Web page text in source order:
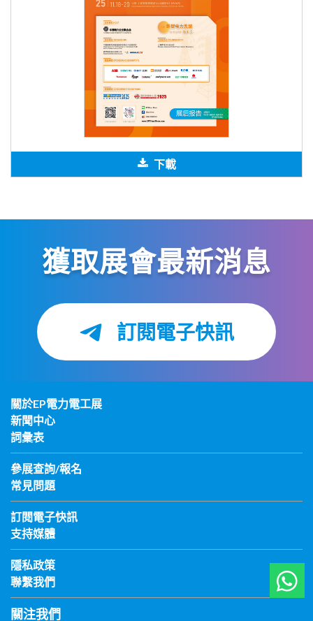
下載
獲取展會最新消息
訂閱電子快訊
關於EP電力電工展
新聞中心
詞彙表
參展查詢/報名
常見問題
訂閱電子快訊
支持媒體
隱私政策
聯繫我們
關注我們